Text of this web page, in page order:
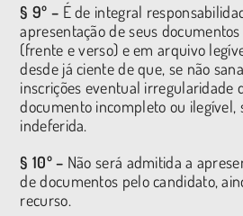
§ 9º – É de integral
apresentação de seus
(frente e verso) e em arquivo
desde já ciente de que, se não
inscrições eventual irregularidade
documento incompleto ou ilegível,
indeferida.
§ 10º – Não será admitida a
de documentos pelo candidato,
recurso.